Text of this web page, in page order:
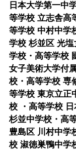
日本大学第一中
等学校 立志舎高
等学校 中村中学
学校 杉並区 光
学校・高等学校
女子美術大学付
校・高等学校 専
等学校 東京立正
校 ・高等学校
杉並中学校・高
豊島区 川村中学
校 淑徳巣鴨中学